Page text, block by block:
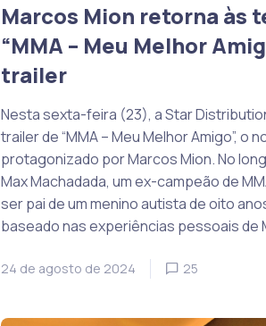
Marcos Mion retorna às
“MMA – Meu Melhor
trailer
Nesta sexta-feira (23), a Star
trailer de “MMA – Meu Melhor Amigo”, o
protagonizado por Marcos Mion. No
Max Machadada, um ex-campeão de
ser pai de um menino autista de oito
baseado nas experiências pessoais de
24 de agosto de 2024 25